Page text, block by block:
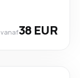
vanaf38 EUR